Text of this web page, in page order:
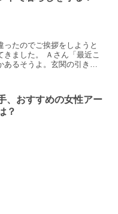
たのでご挨拶をしようと
ました。 Ａさん「最近こ
るそうよ。玄関の引き戸
、おすすめの女性アー
？